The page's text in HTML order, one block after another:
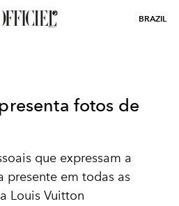
BRAZIL
fotos de
que expressam a
presente em todas as
Louis Vuitton